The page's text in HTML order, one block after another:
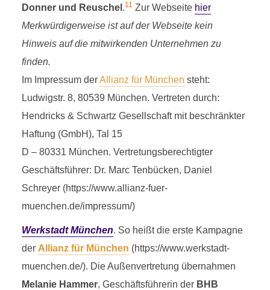
Donner und Reuschel .11 Zur Webseite hier
Merkwürdigerweise ist auf der Webseite kein
Hinweis auf die mitwirkenden Unternehmen zu
finden.
Im Impressum derAllianz für München steht:
Ludwigstr. 8, 80539 München. Vertreten durch:
Hendricks & Schwartz Gesellschaft mit beschränkter
Haftung (GmbH), Tal 15
D – 80331 München. Vertretungsberechtigter
Geschäftsführer: Dr. Marc Tenbücken, Daniel
Schreyer (https://www.allianz-fuer-
muenchen.de/impressum/)
Werkstadt München. So heißt die erste Kampagne
der Allianz für München (https://www.werkstadt-
muenchen.de/). Die Außenvertretung übernahmen
Melanie Hammer, Geschäftsführerin der BHB